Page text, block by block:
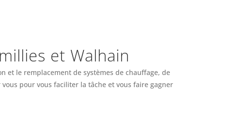
et Walhain
et le remplacement de systèmes de chauffage, de
pour vous faciliter la tâche et vous faire gagner